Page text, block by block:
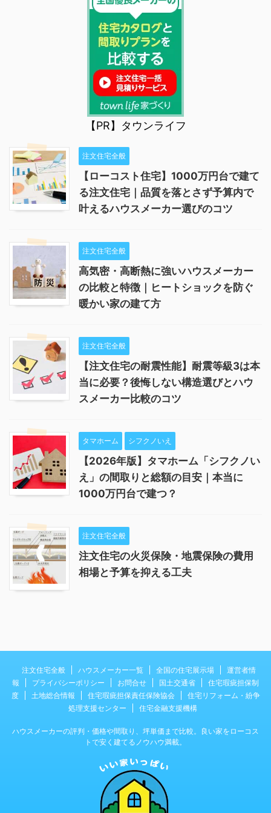
【PR】タウンライフ
注文住宅全般
【ローコスト住宅】1000万円台で建て
る注文住宅｜品質を落とさず予算内で
叶えるハウスメーカー選びのコツ
注文住宅全般
高気密・高断熱に強いハウスメーカー
の比較と特徴｜ヒートショックを防ぐ
暖かい家の建て方
注文住宅全般
【注文住宅の耐震性能】耐震等級3は本
当に必要？後悔しない構造選びとハウ
スメーカー比較のコツ
タマホーム シフクノいえ
【2026年版】タマホーム「シフクノい
え」の間取りと総額の目安｜本当に
1000万円台で建つ？
注文住宅全般
注文住宅の火災保険・地震保険の費用
相場と予算を抑える工夫
注文住宅全般 ハウスメーカー一覧 全国の住宅展示場
運営者情
報
プライバシーポリシー お問合せ 国土交通省
住宅瑕疵担保制
度
土地総合情報 住宅瑕疵担保責任保険協会
住宅リフォーム・紛争
処理支援センター
住宅金融支援機構
ハウスメーカーの評判・価格や間取り、坪単価まで比較。良い家をローコス
トで安く建てるノウハウ満載。